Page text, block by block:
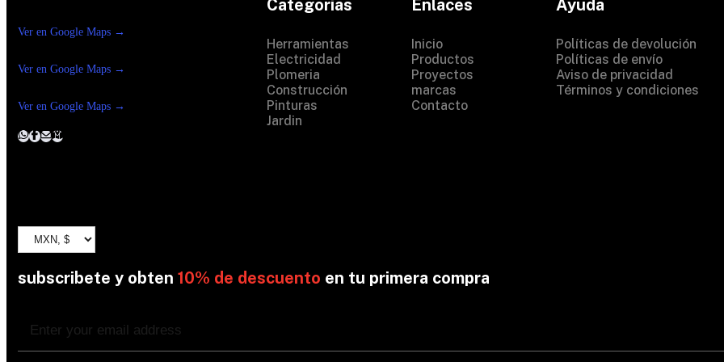
Ver en Google Maps →
Ver en Google Maps →
Ver en Google Maps →
Categorias
Herramientas
Electricidad
Plomeria
Construcción
Pinturas
Jardin
Enlaces
Inicio
Productos
Proyectos
marcas
Contacto
Ayuda
Políticas de devolución
Políticas de envío
Aviso de privacidad
Términos y condiciones
subscribete y obten 10% de descuento en tu primera compra